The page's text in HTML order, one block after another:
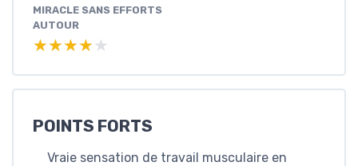
MIRACLE SANS EFFORTS
AUTOUR
★★★★★
★★★★★
POINTS FORTS
Vraie sensation de travail musculaire en